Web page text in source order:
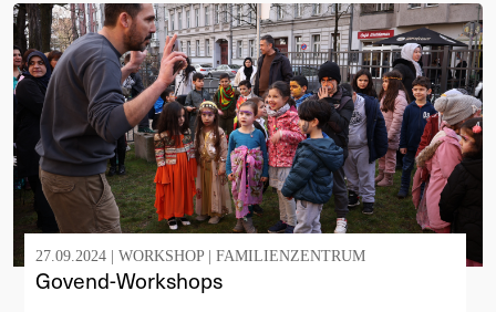
27.09.2024 | WORKSHOP FAMILIENZENTRUM
Govend-Workshops